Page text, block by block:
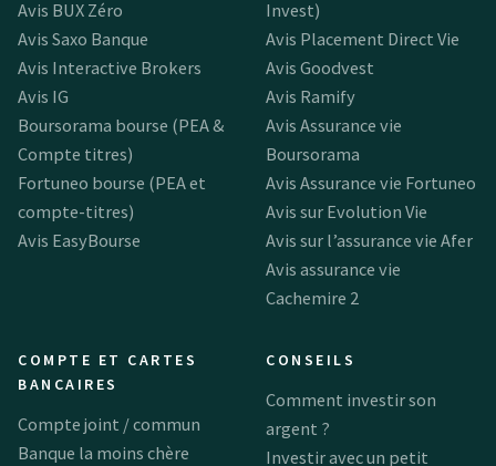
Avis BUX Zéro
Avis Saxo Banque
Avis Interactive Brokers
Avis IG
Boursorama bourse (PEA &
Compte titres)
Fortuneo bourse (PEA et
compte-titres)
Avis EasyBourse
Invest)
Avis Placement Direct Vie
Avis Goodvest
Avis Ramify
Avis Assurance vie
Boursorama
Avis Assurance vie Fortuneo
Avis sur Evolution Vie
Avis sur l’assurance vie Afer
Avis assurance vie
Cachemire 2
COMPTE ET CARTES
BANCAIRES
Compte joint / commun
Banque la moins chère
CONSEILS
Comment investir son
argent ?
Investir avec un petit